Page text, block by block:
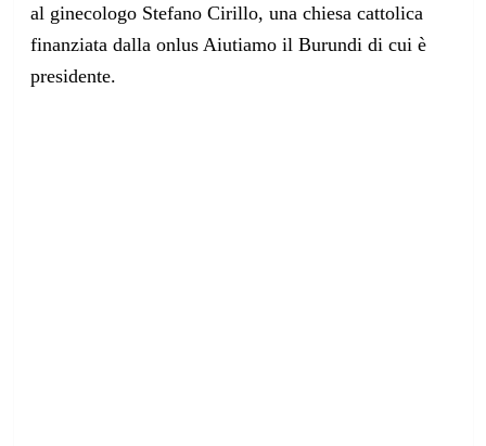
al ginecologo Stefano Cirillo, una chiesa cattolica
finanziata dalla onlus Aiutiamo il Burundi di cui è
presidente.